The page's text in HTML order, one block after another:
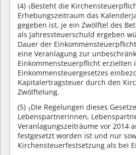
(4) 1 Besteht die
Erhebungszeitraum das
gegeben ist, je ein Zwölftel des
als Jahressteuerschuld ergeben
Dauer der
eine Veranlagung zur
Einkommensteuerpflicht erzielten
Einkommensteuergesetzes
Kapitalertragsteuer durch den
Zwölftelung.
(5) 1 Die Regelungen dieses
Lebenspartnerinnen,
Veranlagungszeiträume vor 2014
festgesetzt worden ist und nur
Kirchensteuerfestsetzung als bei